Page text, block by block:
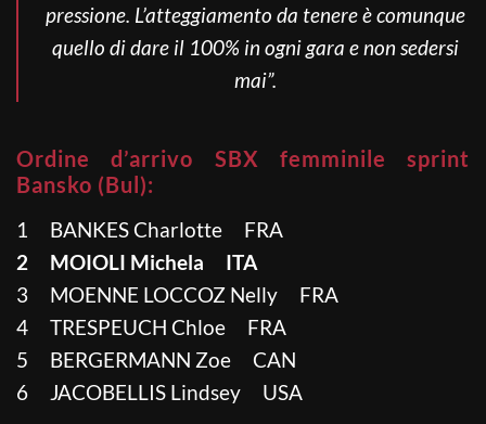
pressione. L’atteggiamento da tenere è comunque
quello di dare il 100% in ogni gara e non sedersi
mai”.
Ordine d’arrivo SBX femminile sprint
Bansko (Bul):
1 BANKES Charlotte FRA
2 MOIOLI Michela ITA
3 MOENNE LOCCOZ Nelly FRA
4 TRESPEUCH Chloe FRA
5 BERGERMANN Zoe CAN
6 JACOBELLIS Lindsey USA